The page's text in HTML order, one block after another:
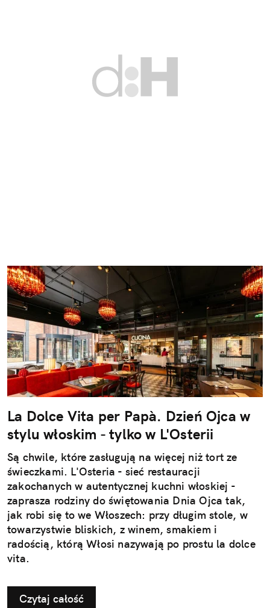
La Dolce Vita per Papà. Dzień Ojca w
stylu włoskim - tylko w L'Osterii
Są chwile, które zasługują na więcej niż tort ze
świeczkami. L'Osteria - sieć restauracji
zakochanych w autentycznej kuchni włoskiej -
zaprasza rodziny do świętowania Dnia Ojca tak,
jak robi się to we Włoszech: przy długim stole, w
towarzystwie bliskich, z winem, smakiem i
radością, którą Włosi nazywają po prostu la dolce
vita.
Czytaj całość